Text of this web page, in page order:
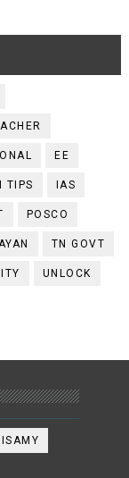
EE
TIPS IAS
POSCO
TN GOVT
UNLOCK